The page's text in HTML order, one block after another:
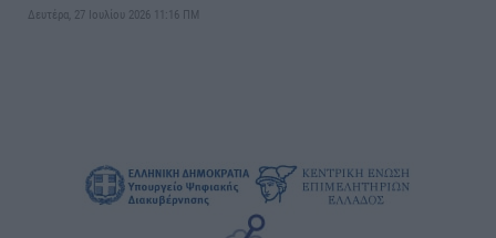
Δευτέρα, 27 Ιουλίου 2026 11:16 ΠΜ